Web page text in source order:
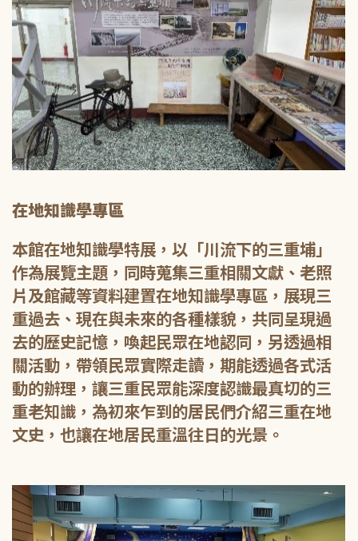
在地知識學專區
本館在地知識學特展，以「川流下的三重埔」
作為展覽主題，同時蒐集三重相關文獻、老照
片及館藏等資料建置在地知識學專區，展現三
重過去、現在與未來的各種樣貌，共同呈現過
去的歷史記憶，喚起民眾在地認同，另透過相
關活動，帶領民眾實際走讀，期能透過各式活
動的辦理，讓三重民眾能深度認識最真切的三
重老知識，為初來乍到的居民們介紹三重在地
文史，也讓在地居民重溫往日的光景。